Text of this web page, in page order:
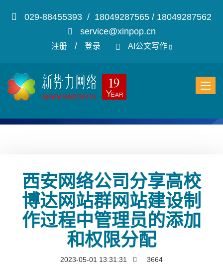
029-88455393 / 18049287565 / 18049287562
service@xinpop.cn
注册/ 登录 AI公文写作
西安网络公司分享高校
博达网站群网站建设制
作过程中管理员的添加
和权限分配
2023-05-01 13:31:31 3664